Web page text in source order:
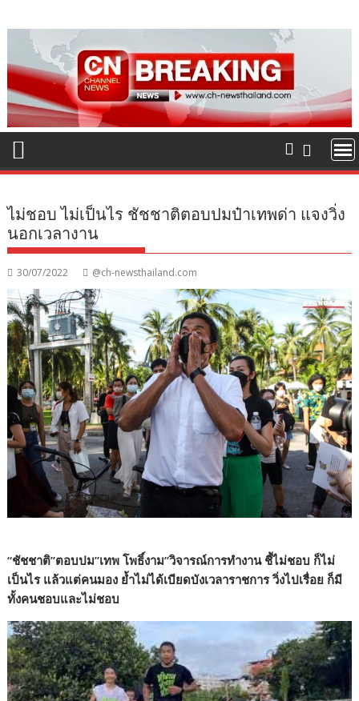
to
content
ไม่ชอบ ไม่เป็นไร ชัชชาติตอบปมป๋าเทพด่า แจงวิ่ง
นอกเวลางาน
30/07/2022 @ch-newsthailand.com
“ชัชชาติ”ตอบปม”เทพ โพธิ์งาม”วิจารณ์การทำงาน ชี้ไม่ชอบ ก็ไม่
เป็นไร แล้วแต่คนมอง ย้ำไม่ได้เบียดบังเวลาราชการ วิ่งไปเรื่อย ก็มี
ทั้งคนชอบและไม่ชอบ